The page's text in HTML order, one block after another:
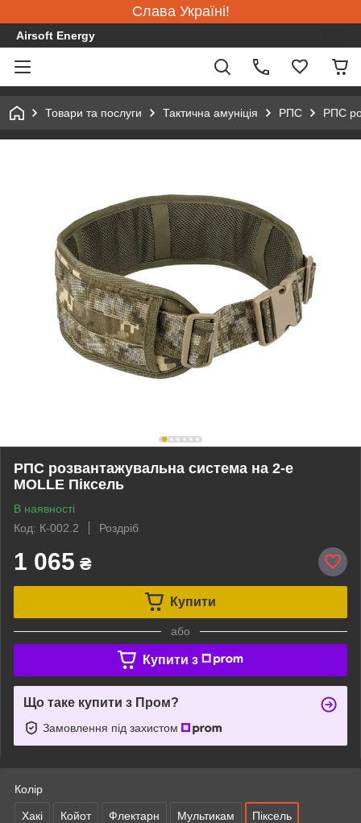
Слава Україні!
Airsoft Energy
Товари та послуги Тактична амуніція РПС РПС
РПС розвантажувальна система на 2-е
MOLLE Піксель
В наявності
Код: К-002.2
Роздріб
1 065 ₴
Купити
або
Купити з
Що таке купити з Пром?
Замовлення під захистом
Колір
Хакі Койот Флектарн Мультикам Піксель